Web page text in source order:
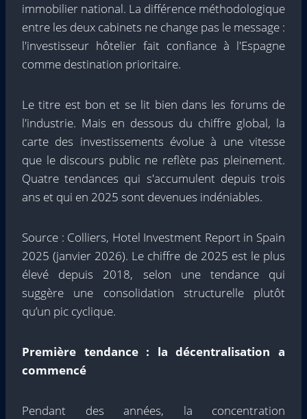
immobilier national. La différence méthodologique
entre les deux cabinets ne change pas le message :
l'investisseur hôtelier fait confiance à l'Espagne
comme destination prioritaire.
Le titre est bon et se lit bien dans les forums de
l'industrie. Mais en dessous du chiffre global, la
carte des investissements évolue à une vitesse
que le discours public ne reflète pas pleinement.
Quatre tendances qui s'accumulent depuis trois
ans et qui en 2025 sont devenues indéniables.
Source : Colliers, Hotel Investment Report in Spain
2025 (janvier 2026). Le chiffre de 2025 est le plus
élevé depuis 2018, selon une tendance qui
suggère une consolidation structurelle plutôt
qu’un pic cyclique.
Première tendance : la décentralisation a
commencé
Pendant des années, la concentration